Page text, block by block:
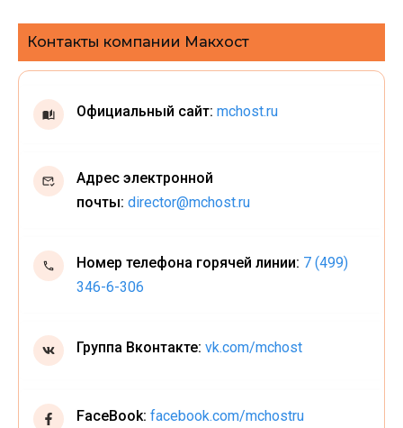
Контакты компании Макхост
Официальный сайт: mchost.ru
Адрес электронной
почты: director@mchost.ru
Номер телефона горячей линии: 7 (499)
346-6-306
Группа Вконтакте: vk.com/mchost
FaceBook: facebook.com/mchostru